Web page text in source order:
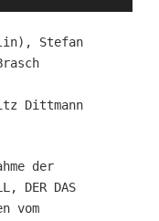
Stefan
Dittmann
der
DER DAS
vom